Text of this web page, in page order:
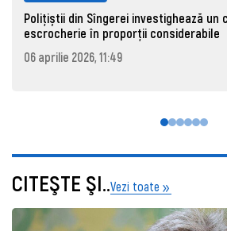
Polițiștii din Sîngerei investighează un
escrocherie în proporții considerabile
06 aprilie 2026, 11:49
CITEŞTE ŞI..Vezi toate